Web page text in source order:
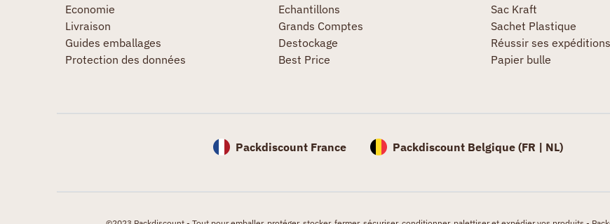
Economie
Livraison
Guides emballages
Protection des données
Echantillons
Grands Comptes
Destockage
Best Price
Sac Kraft
Sachet Plastique
Réussir ses expéditions
Papier bulle
Packdiscount France Packdiscount Belgique (FR | NL)